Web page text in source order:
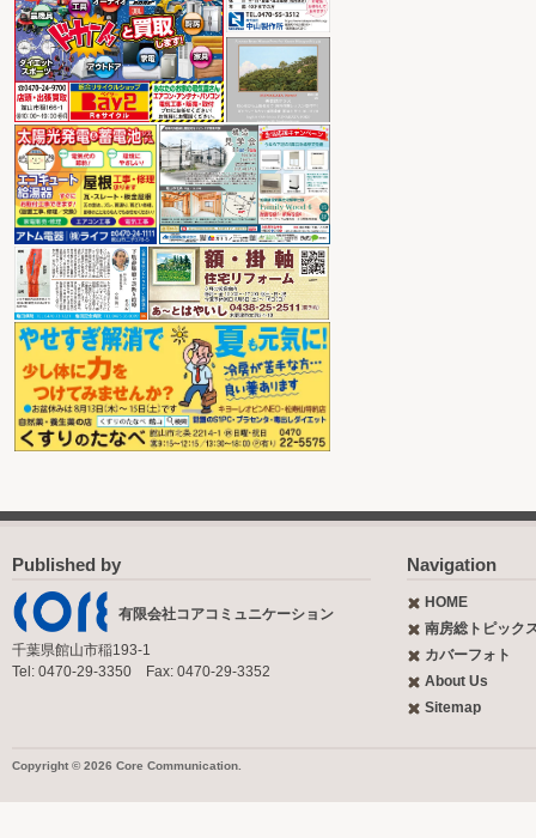
Published by
有限会社コアコミュニケーション
千葉県館山市稲193-1
Tel: 0470-29-3350 Fax: 0470-29-3352
Navigation
HOME
南房総トピック
カバーフォト
About Us
Sitemap
Copyright © 2026 Core Communication.